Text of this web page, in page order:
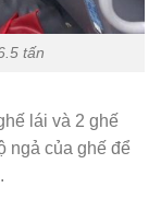
tấn
lái và 2 ghế
ngả của ghế để